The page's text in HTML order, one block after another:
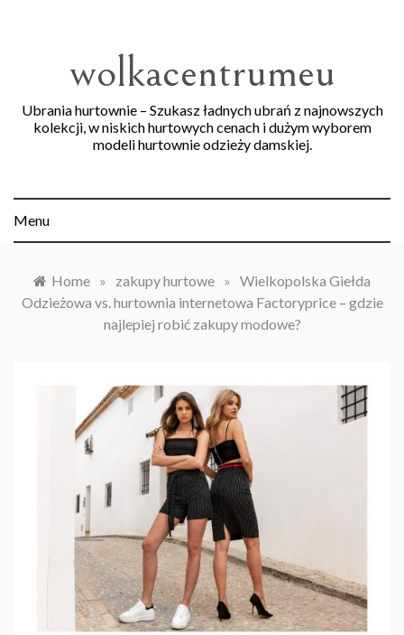
wolkacentrumeu
Ubrania hurtownie – Szukasz ładnych ubrań z najnowszych
kolekcji, w niskich hurtowych cenach i dużym wyborem
modeli hurtownie odzieży damskiej.
Menu
Home » zakupy hurtowe » Wielkopolska Giełda
Odzieżowa vs. hurtownia internetowa Factoryprice – gdzie
najlepiej robić zakupy modowe?